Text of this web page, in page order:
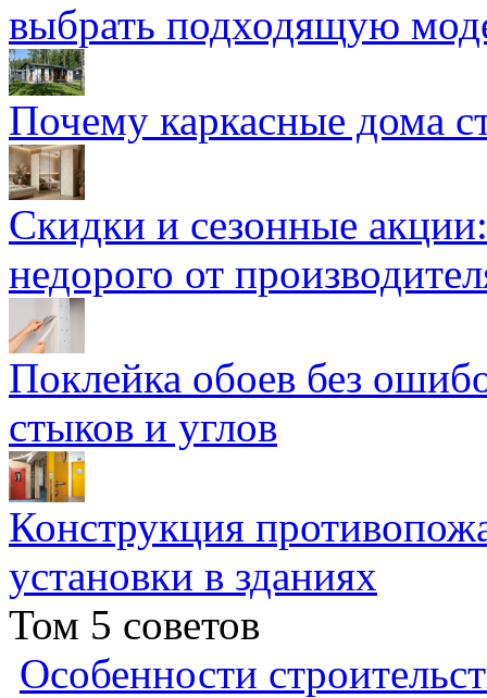
выбрать подходящую
Почему каркасные дома
Скидки и сезонные
недорого от
Поклейка обоев без
стыков и углов
Конструкция
установки в зданиях
Том 5 советов
Особенности